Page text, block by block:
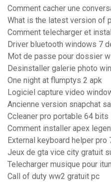
Comment cacher une
What is the latest version of
Comment telecharger et
Driver bluetooth windows 7
Mot de passe pour dossier
Desinstaller galerie photo
One night at flumptys 2 apk
Logiciel capture video
Ancienne version snapchat
Ccleaner pro portable 64 bits
Comment installer apex
External keyboard helper pro
Jeux de gta vice city gratuit
Telecharger musique pour
Call of duty ww2 gratuit pc